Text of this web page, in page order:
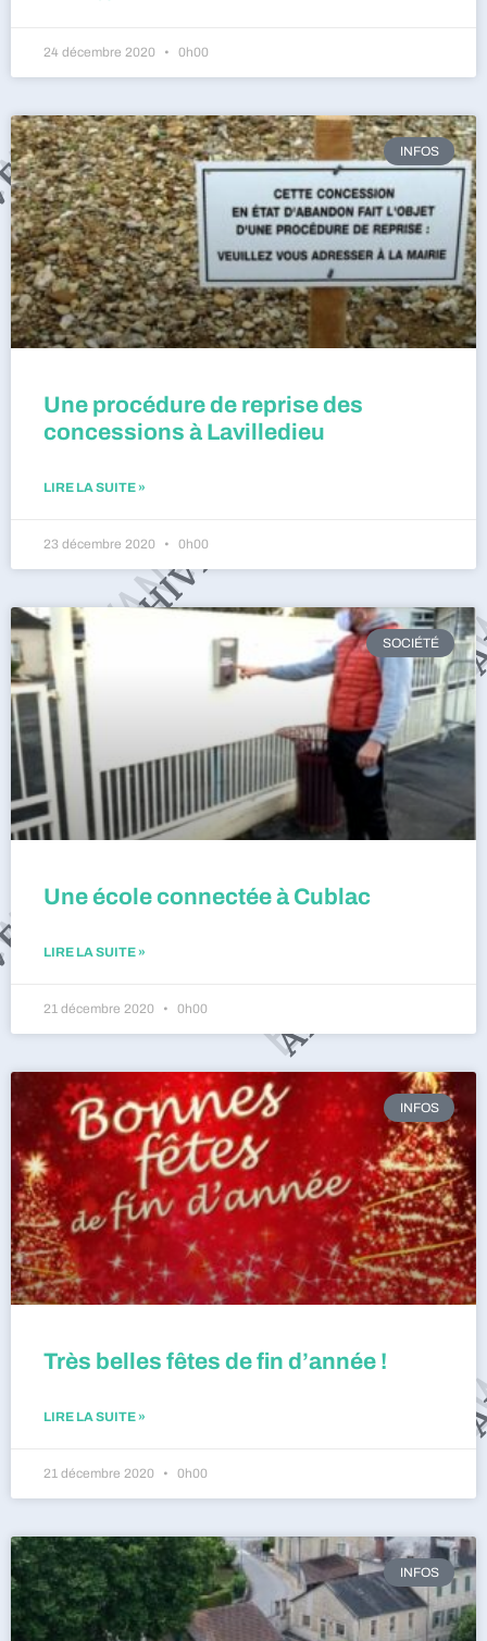
24 décembre 2020 0h00
INFOS
Une procédure de reprise des
concessions à Lavilledieu
LIRE LA SUITE »
23 décembre 2020 0h00
SOCIÉTÉ
Une école connectée à Cublac
LIRE LA SUITE »
21 décembre 2020 0h00
INFOS
Très belles fêtes de fin d’année !
LIRE LA SUITE »
21 décembre 2020 0h00
INFOS